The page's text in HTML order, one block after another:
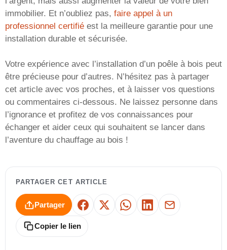
immobilier. Et n’oubliez pas, faire appel à un
professionnel certifié est la meilleure garantie pour une
installation durable et sécurisée.
Votre expérience avec l’installation d’un poêle à bois peut
être précieuse pour d’autres. N’hésitez pas à partager
cet article avec vos proches, et à laisser vos questions
ou commentaires ci-dessous. Ne laissez personne dans
l’ignorance et profitez de vos connaissances pour
échanger et aider ceux qui souhaitent se lancer dans
l’aventure du chauffage au bois !
PARTAGER CET ARTICLE
Partager Facebook
X WhatsAppLinkedInE-mail
Copier le lien